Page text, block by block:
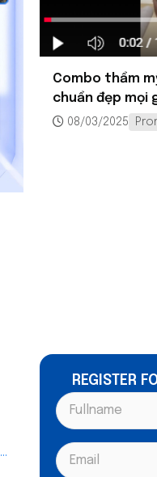
Combo thẩm
chuẩn đẹp mọi
08/03/2025
REGISTER